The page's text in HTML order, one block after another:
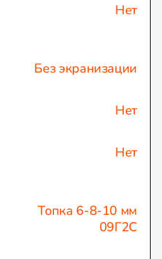
Нет
Без экранизации
Нет
Нет
Топка 6-8-10 мм
09Г2С